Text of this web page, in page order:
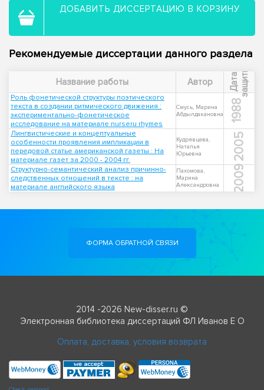
ДОБАВИТЬ ДИССЕРТАЦИЮ В КОРЗИНУ
Рекомендуемые диссертации данного раздела
Название работы Автор Д
а
т
а
з
а
щ
и
т ы
Роль фонетической структуры поэтического
текста в создании ритмического движения :
экспериментально-фонетическое
исследование на материале nurseru rhymes
Смусь, Марина
Абдылдакановна
1988
Лингвистические и концептуальные
особенности проявления импликации в
передовой статье американской газеты : На
материале газет за 2000 - 2004 гг.
Кудрявцева,
Наталья
Юрьевна
2005
Структурно-семантический анализ причинно-
следственных отношений в тексте : на
материале английского языка
Пахомова,
Марина
Александровна
2009
ФОРМА ОБРАТНОЙ СВЯЗИ
2014 -2026 New-disser.ru ©
Электронная библиотека диссертаций ФЛ Иванов Е О
Оплата, доставка, условия возврата